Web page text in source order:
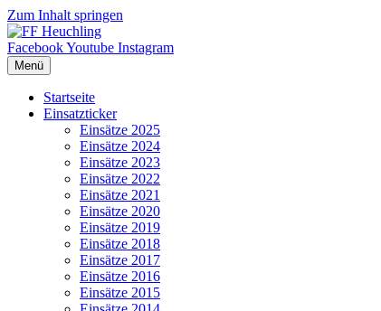
Zum Inhalt springen
FacebookYoutube Instagram
Menü
Startseite
Einsatzticker
Einsätze 2025
Einsätze 2024
Einsätze 2023
Einsätze 2022
Einsätze 2021
Einsätze 2020
Einsätze 2019
Einsätze 2018
Einsätze 2017
Einsätze 2016
Einsätze 2015